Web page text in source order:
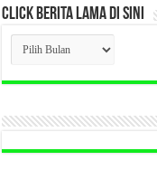
CLICK BERITA LAMA DI SINI
CLICK
BERITA
LAMA
DI